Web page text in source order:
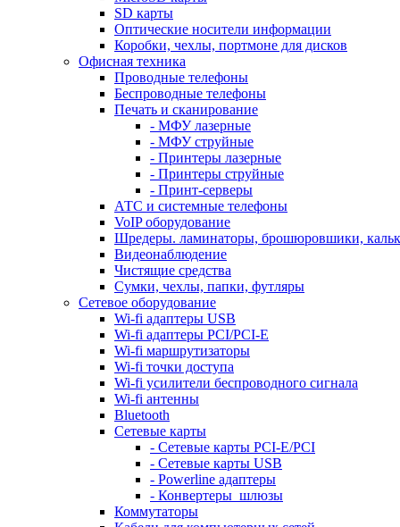
SD карты
Оптические носители информации
Коробки, чехлы, портмоне для дисков
Офисная техника
Проводные телефоны
Беспроводные телефоны
Печать и сканирование
- МФУ лазерные
- МФУ струйные
- Принтеры лазерные
- Принтеры струйные
- Принт-серверы
АТС и системные телефоны
VoIP оборудование
Шредеры. ламинаторы, брошюровшики,
Видеонаблюдение
Чистящие средства
Сумки, чехлы, папки, футляры
Сетевое оборудование
Wi-fi адаптеры USB
Wi-fi адаптеры PCI/PCI-E
Wi-fi маршрутизаторы
Wi-fi точки доступа
Wi-fi усилители беспроводного сигнала
Wi-fi антенны
Bluetooth
Сетевые карты
- Сетевые карты PCI-E/PCI
- Сетевые карты USB
- Powerline адаптеры
- Конвертеры_шлюзы
Коммутаторы